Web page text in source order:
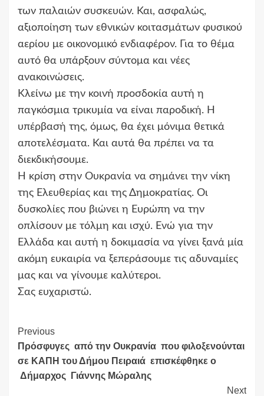
των παλαιών συσκευών. Και, ασφαλώς,
αξιοποίηση των εθνικών κοιτασμάτων φυσικού
αερίου με οικονομικό ενδιαφέρον. Για το θέμα
αυτό θα υπάρξουν σύντομα και νέες
ανακοινώσεις.
Κλείνω με την κοινή προσδοκία αυτή η
παγκόσμια τρικυμία να είναι παροδική. Η
υπέρβασή της, όμως, θα έχει μόνιμα θετικά
αποτελέσματα. Και αυτά θα πρέπει να τα
διεκδικήσουμε.
Η κρίση στην Ουκρανία να σημάνει την νίκη
της Ελευθερίας και της Δημοκρατίας. Οι
δυσκολίες που βιώνει η Ευρώπη να την
οπλίσουν με τόλμη και ισχύ. Ενώ για την
Ελλάδα και αυτή η δοκιμασία να γίνει ξανά μία
ακόμη ευκαιρία να ξεπεράσουμε τις αδυναμίες
μας και να γίνουμε καλύτεροι.
Σας ευχαριστώ.
Continue
Reading
Previous
Πρόσφυγες από την Ουκρανία που φιλοξενούνται
σε ΚΑΠΗ του Δήμου Πειραιά επισκέφθηκε ο
Δήμαρχος Γιάννης Μώραλης
Next